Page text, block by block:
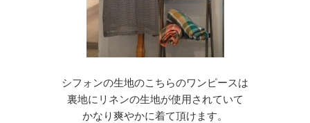
シフォンの生地のこちらのワンピースは
裏地にリネンの生地が使用されていて
かなり爽やかに着て頂けます。